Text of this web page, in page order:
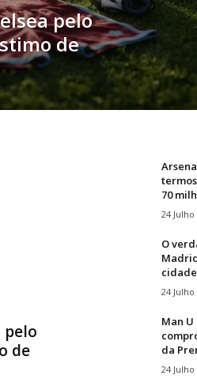
pelo
de
pelo
de
70
24 Julho
O
24 Julho
Man
da
24 Julho